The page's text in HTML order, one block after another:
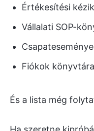
Értékesítési
Vállalati SOP-
Fiókok könyvtára
És a lista még